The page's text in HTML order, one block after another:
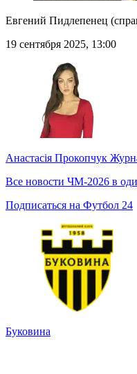
Евгений Пидлепенец
19 сентября 2025, 13:00
Анастасія Прокопчук
Все новости ЧМ-2026 в
Подписаться на Футбол 24
Буковина